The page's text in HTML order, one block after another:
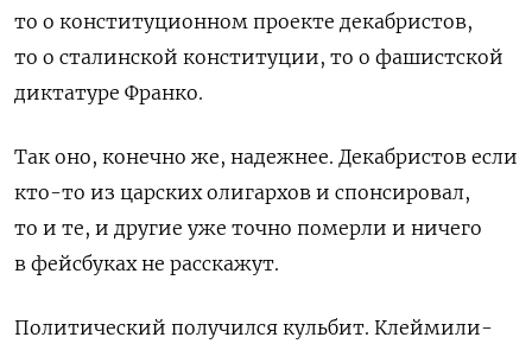
то о конституционном проекте декабристов,
то о сталинской конституции, то о фашистской
диктатуре Франко.
Так оно, конечно же, надежнее. Декабристов если
кто-то из царских олигархов и спонсировал,
то и те, и другие уже точно померли и ничего
в фейсбуках не расскажут.
Политический получился кульбит. Клеймили-